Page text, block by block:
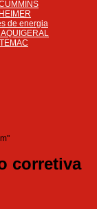
de energia
corretiva